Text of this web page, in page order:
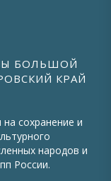
БОЛЬШОЙ
КРАЙ
сохранение и
народов и
России.